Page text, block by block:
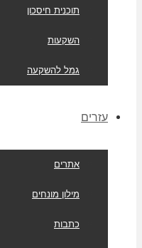
תוכנית חיסכון
השקעות
גמל להשקעה
עזרים
אתרים
מילון מונחים
כתבות